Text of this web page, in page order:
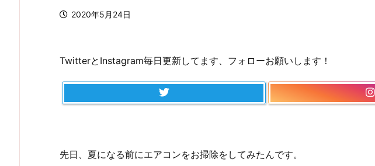
2020年5月24日
TwitterとInstagram毎日更新してます、フォローお願いします！
先日、夏になる前にエアコンをお掃除をしてみたんです。